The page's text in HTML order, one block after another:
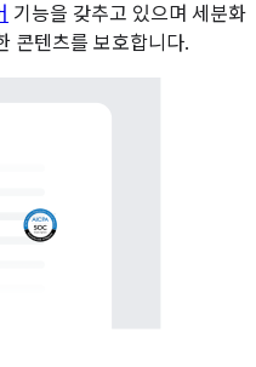
기능을 갖추고 있으며 세분화
콘텐츠를 보호합니다.